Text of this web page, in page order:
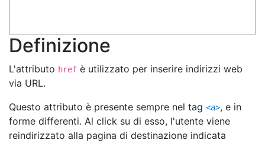
Definizione
L'attributo href è utilizzato per inserire indirizzi web
via URL.
Questo attributo è presente sempre nel tag <a>, e in
forme differenti. Al click su di esso, l'utente viene
reindirizzato alla pagina di destinazione indicata